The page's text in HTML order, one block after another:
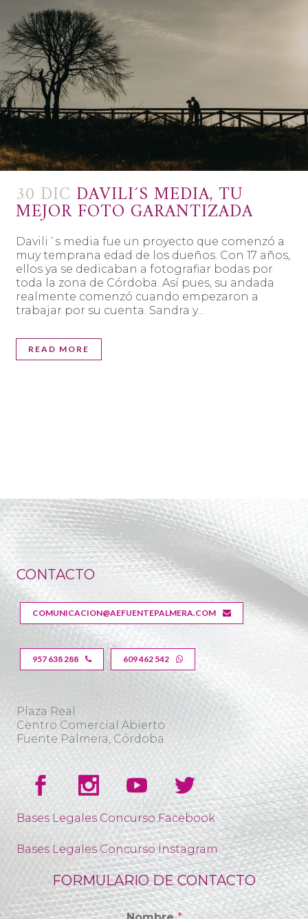
30 DIC DAVILI´S MEDIA, TU
MEJOR FOTO GARANTIZADA
Davili´s media fue un proyecto que comenzó a
muy temprana edad de los dueños. Con 17 años,
ellos ya se dedicaban a fotografiar bodas por
toda la zona de Córdoba. Así pues, su andada
realmente comenzó cuando empezaron a
trabajar por su cuenta. Sandra y...
READ MORE
CONTACTO
COMUNICACION@AEFUENTEPALMERA.COM
957 638 288 609 462 542
Plaza Real
Centro Comercial Abierto
Fuente Palmera, Córdoba
Bases Legales Concurso Facebook
Bases Legales Concurso Instagram
FORMULARIO DE CONTACTO